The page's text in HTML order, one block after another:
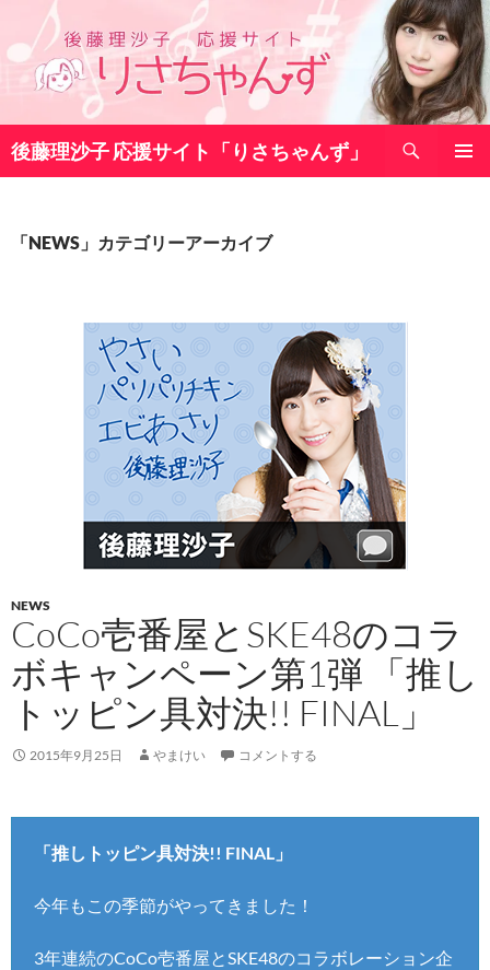
テ
へ
ス
後藤理沙子 応援サイト「りさちゃんず」
索
「NEWS」カテゴリーアーカイブ
NEWS
CoCo壱番屋とSKE48のコラ
ボキャンペーン第1弾 「推し
トッピン具対決!! FINAL」
2015年9月25日 やまけい コメントする
「推しトッピン具対決!! FINAL」
今年もこの季節がやってきました！
3年連続のCoCo壱番屋とSKE48のコラボレーション企